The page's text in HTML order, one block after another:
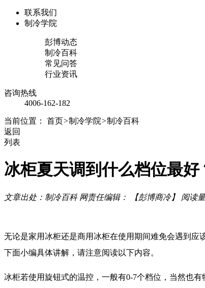
联系我们
制冷学院
彭博动态
制冷百科
常见问答
行业资讯
咨询热线
4006-162-182
当前位置： 首页>制冷学院>制冷百科
返回
列表
冰柜夏天调到什么档位最好
文章出处：制冷百科 网责任编辑： 【彭博商冷】 阅读
无论是家用冰柜还是商用冰柜在使用期间难免会遇到应
下面小编具体讲解，请注意阅读以下内容。
冰柜若使用旋钮式的温控，一般有0-7个档位，当然也